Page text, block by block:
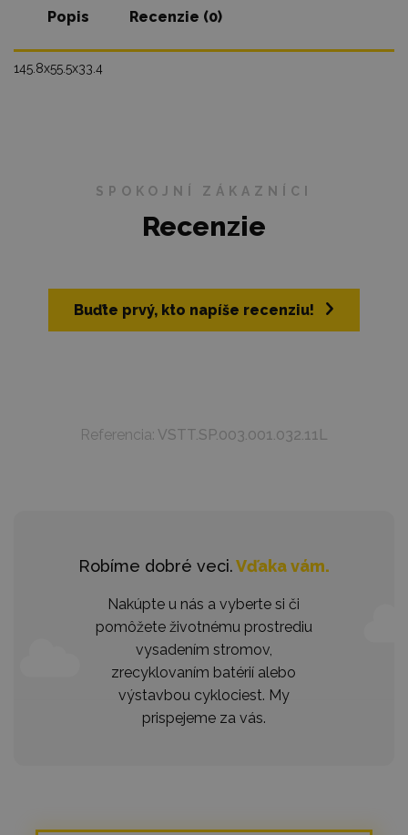
Popis Recenzie (0)
145.8x55.5x33.4
SPOKOJNÍ ZÁKAZNÍCI
Recenzie
Buďte prvý, kto napíše recenziu!
Referencia: VSTT.SP.003.001.032.11L
Robíme dobré veci.Vďaka vám.
Nakúpte u nás a vyberte si či
pomôžete životnému prostrediu
vysadením stromov,
zrecyklovaním batérií alebo
výstavbou cyklociest. My
prispejeme za vás.